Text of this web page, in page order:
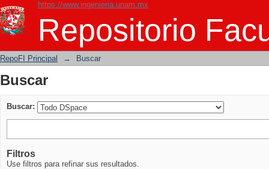
https://www.ingenieria.unam.mx
Repositorio
Buscar
RepoFI Principal → Buscar
Buscar
Buscar:
Filtros
Use filtros para refinar sus resultados.